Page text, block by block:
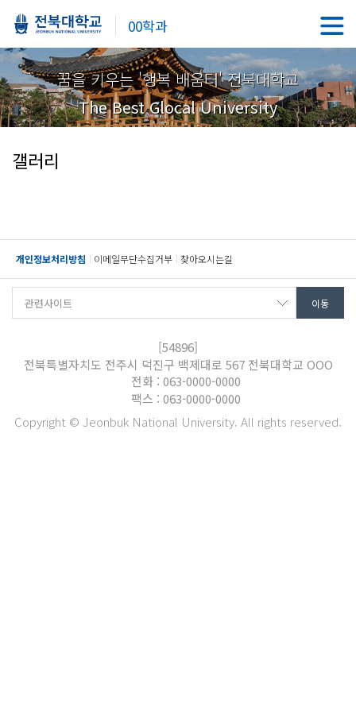
00학과
꿈을 키우는 '행복 배움터' 전북대학교
The Best Glocal University
갤러리
개인정보처리방침 이메일무단수집거부 찾아오시는길
[54896]
전북특별자치도 전주시 덕진구 백제대로 567 전북대학교 OOO
전화 : 063-0000-0000
팩스 : 063-0000-0000
Copyright © Jeonbuk National University. All rights reserved.